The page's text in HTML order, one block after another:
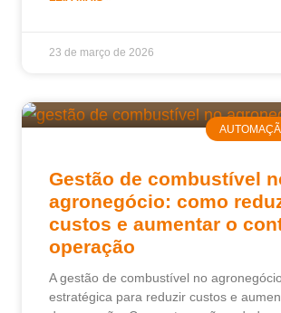
23 de março de 2026
Gestão de combustível
agronegócio: como
custos e aumentar o
operação
A gestão de combustível no
estratégica para reduzir custos e